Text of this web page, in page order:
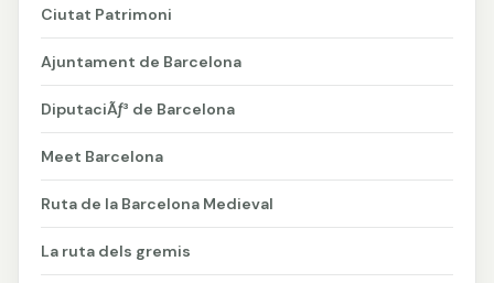
Ciutat Patrimoni
Ajuntament de Barcelona
DiputaciÃƒ³ de Barcelona
Meet Barcelona
Ruta de la Barcelona Medieval
La ruta dels gremis